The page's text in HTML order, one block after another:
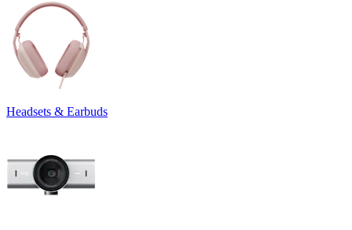
Headsets & Earbuds